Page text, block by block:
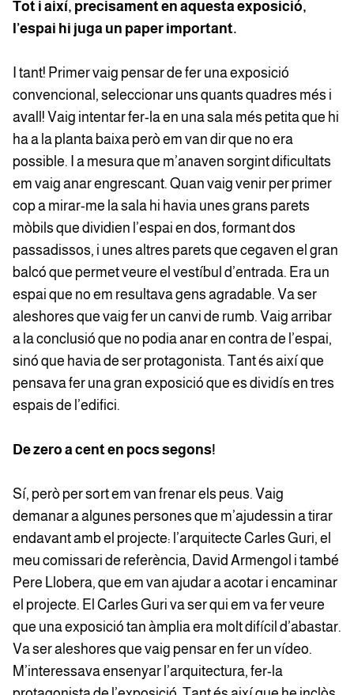
Tot i així, precisament en aquesta exposició,
l’espai hi juga un paper important.
I tant! Primer vaig pensar de fer una exposició
convencional, seleccionar uns quants quadres més i
avall! Vaig intentar fer-la en una sala més petita que hi
ha a la planta baixa però em van dir que no era
possible. I a mesura que m’anaven sorgint dificultats
em vaig anar engrescant. Quan vaig venir per primer
cop a mirar-me la sala hi havia unes grans parets
mòbils que dividien l’espai en dos, formant dos
passadissos, i unes altres parets que cegaven el gran
balcó que permet veure el vestíbul d’entrada. Era un
espai que no em resultava gens agradable. Va ser
aleshores que vaig fer un canvi de rumb. Vaig arribar
a la conclusió que no podia anar en contra de l’espai,
sinó que havia de ser protagonista. Tant és així que
pensava fer una gran exposició que es dividís en tres
espais de l’edifici.
De zero a cent en pocs segons!
Sí, però per sort em van frenar els peus. Vaig
demanar a algunes persones que m’ajudessin a tirar
endavant amb el projecte: l’arquitecte Carles Guri, el
meu comissari de referència, David Armengol i també
Pere Llobera, que em van ajudar a acotar i encaminar
el projecte. El Carles Guri va ser qui em va fer veure
que una exposició tan àmplia era molt difícil d’abastar.
Va ser aleshores que vaig pensar en fer un vídeo.
M’interessava ensenyar l’arquitectura, fer-la